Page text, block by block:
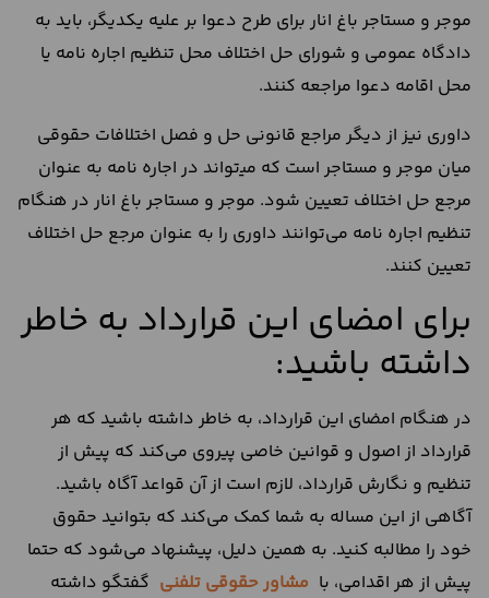
موجر و مستاجر باغ انار برای طرح دعوا بر علیه یکدیگر، باید به
دادگاه عمومی و شورای حل اختلاف محل تنظیم اجاره نامه یا
محل اقامه دعوا مراجعه کنند.
داوری نیز از دیگر مراجع قانونی حل و فصل اختلافات حقوقی
میان موجر و مستاجر است که می‍‌تواند در اجاره نامه به عنوان
مرجع حل اختلاف تعیین شود. موجر و مستاجر باغ انار در هنگام
تنظیم اجاره نامه می‌توانند داوری را به عنوان مرجع حل اختلاف
تعیین کنند.
برای امضای این قرارداد به خاطر
داشته باشید:
در هنگام امضای این قرارداد، به خاطر داشته باشید که هر
قرارداد از اصول و قوانین خاصی پیروی می‌کند که پیش از
تنظیم و نگارش قرارداد، لازم است از آن قواعد آگاه باشید.
آگاهی از این مساله به شما کمک می‌کند که بتوانید حقوق
خود را مطالبه کنید. به همین دلیل، پیشنهاد می‌شود که حتما
پیش از هر اقدامی، با مشاور حقوقی تلفنی گفتگو داشته